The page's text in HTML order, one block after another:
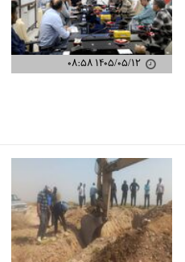
۱۴۰۵/۰۵/۱۲ ۰۸:۵۸